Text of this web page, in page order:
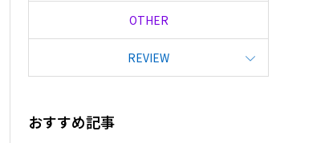
OTHER
REVIEW
おすすめ記事